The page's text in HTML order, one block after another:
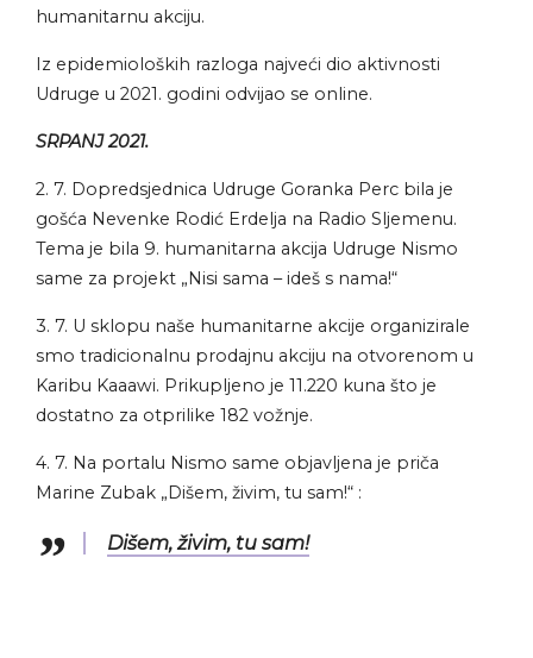
humanitarnu akciju.
Iz epidemioloških razloga najveći dio aktivnosti
Udruge u 2021. godini odvijao se online.
SRPANJ 2021.
2. 7. Dopredsjednica Udruge Goranka Perc bila je
gošća Nevenke Rodić Erdelja na Radio Sljemenu.
Tema je bila 9. humanitarna akcija Udruge Nismo
same za projekt „Nisi sama – ideš s nama!“
3. 7. U sklopu naše humanitarne akcije organizirale
smo tradicionalnu prodajnu akciju na otvorenom u
Karibu Kaaawi. Prikupljeno je 11.220 kuna što je
dostatno za otprilike 182 vožnje.
4. 7. Na portalu Nismo same objavljena je priča
Marine Zubak „Dišem, živim, tu sam!“ :
Dišem, živim, tu sam!